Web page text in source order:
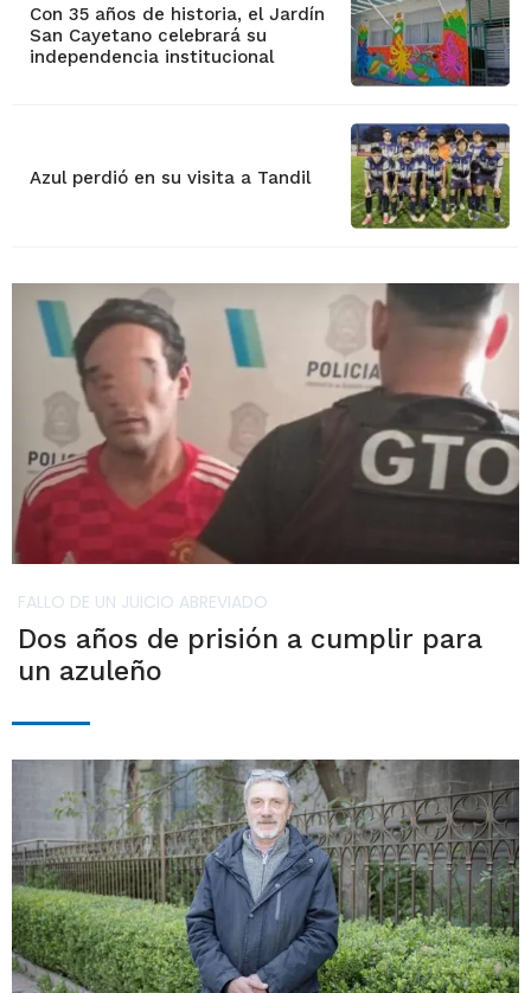
Con 35 años de historia, el Jardín
San Cayetano celebrará su
independencia institucional
Azul perdió en su visita a Tandil
FALLO DE UN JUICIO ABREVIADO
Dos años de prisión a cumplir para
un azuleño